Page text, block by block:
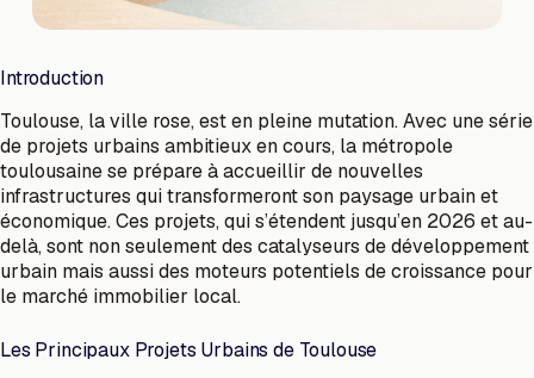
Introduction
Toulouse, la ville rose, est en pleine mutation. Avec une série
de projets urbains ambitieux en cours, la métropole
toulousaine se prépare à accueillir de nouvelles
infrastructures qui transformeront son paysage urbain et
économique. Ces projets, qui s’étendent jusqu’en 2026 et au-
delà, sont non seulement des catalyseurs de développement
urbain mais aussi des moteurs potentiels de croissance pour
le marché immobilier local.
Les Principaux Projets Urbains de Toulouse